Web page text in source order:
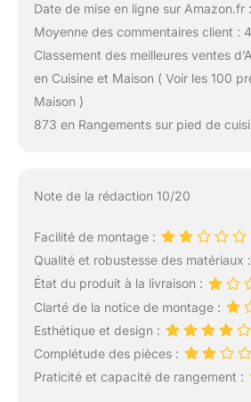
Date de mise en ligne sur
Moyenne des commentaires client :
Classement des meilleures ventes
en Cuisine et Maison ( Voir les 100
Maison )
873 en Rangements sur pied de
Note de la rédaction 10/20
Facilité de montage :
Qualité et robustesse des matériaux :
État du produit à la livraison :
Clarté de la notice de montage :
Esthétique et design :
Complétude des pièces :
Praticité et capacité de rangement :